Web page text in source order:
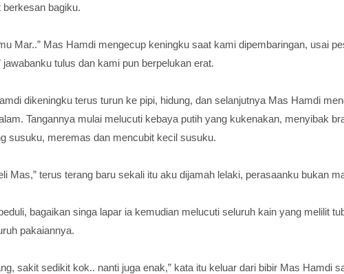
berkesan bagiku.
Mar..” Mas Hamdi mengecup keningku saat kami dipembaringan, usai
jawabanku tulus dan kami pun berpelukan erat.
dikeningku terus turun ke pipi, hidung, dan selanjutnya Mas Hamdi
Tangannya mulai melucuti kebaya putih yang kukenakan, menyibak
susuku, meremas dan mencubit kecil susuku.
Mas,” terus terang baru sekali itu aku dijamah lelaki, perasaanku bukan
bagaikan singa lapar ia kemudian melucuti seluruh kain yang melilit
pakaiannya.
sakit sedikit kok.. nanti juga enak,” kata itu keluar dari bibir Mas Hamdi